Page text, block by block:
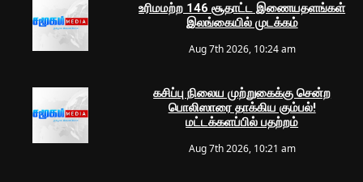
உரிமமற்ற 146 சூதாட்ட இணையதளங்கள்
இலங்கையில் முடக்கம்
Aug 7th 2026, 10:24 am
கசிப்பு நிலைய முற்றுகைக்கு சென்ற
பொலிஸாரை தாக்கிய கும்பல்!
மட்டக்களப்பில் பதற்றம்
Aug 7th 2026, 10:21 am